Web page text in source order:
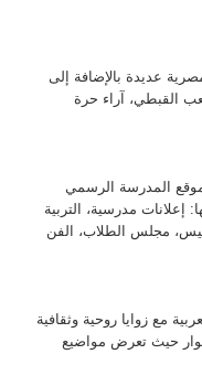
عديدة بالإضافة إلى
القبطي، آراء حرة
المدرسة الرسمي
مدرسية، التربية
مجلس الطلاب، الفن
مع زوايا روحية وثقافية
حيث تعرض مواضيع